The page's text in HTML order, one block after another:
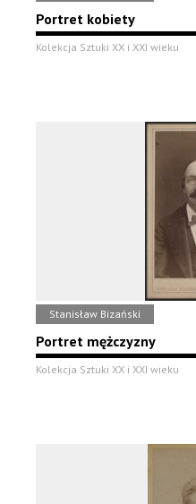
Portret kobiety
Kolekcja Sztuki XX i XXI wieku
Stanisław Bizański
Portret mężczyzny
Kolekcja Sztuki XX i XXI wieku